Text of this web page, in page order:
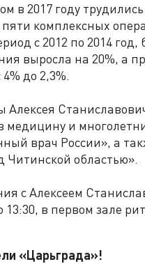
в 2017 году
комплексных
с 2012 по 2014 год,
выросла на 20%, а
до 2,3%.
медицину и
врач России», а
Читинской областью».
с Алексеем
13:30, в первом зале
«Царьграда»!